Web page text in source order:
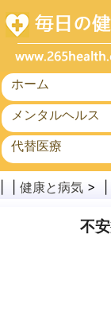
ホーム
メンタルヘルス
代替医療
がん
健康と病気 > |
不